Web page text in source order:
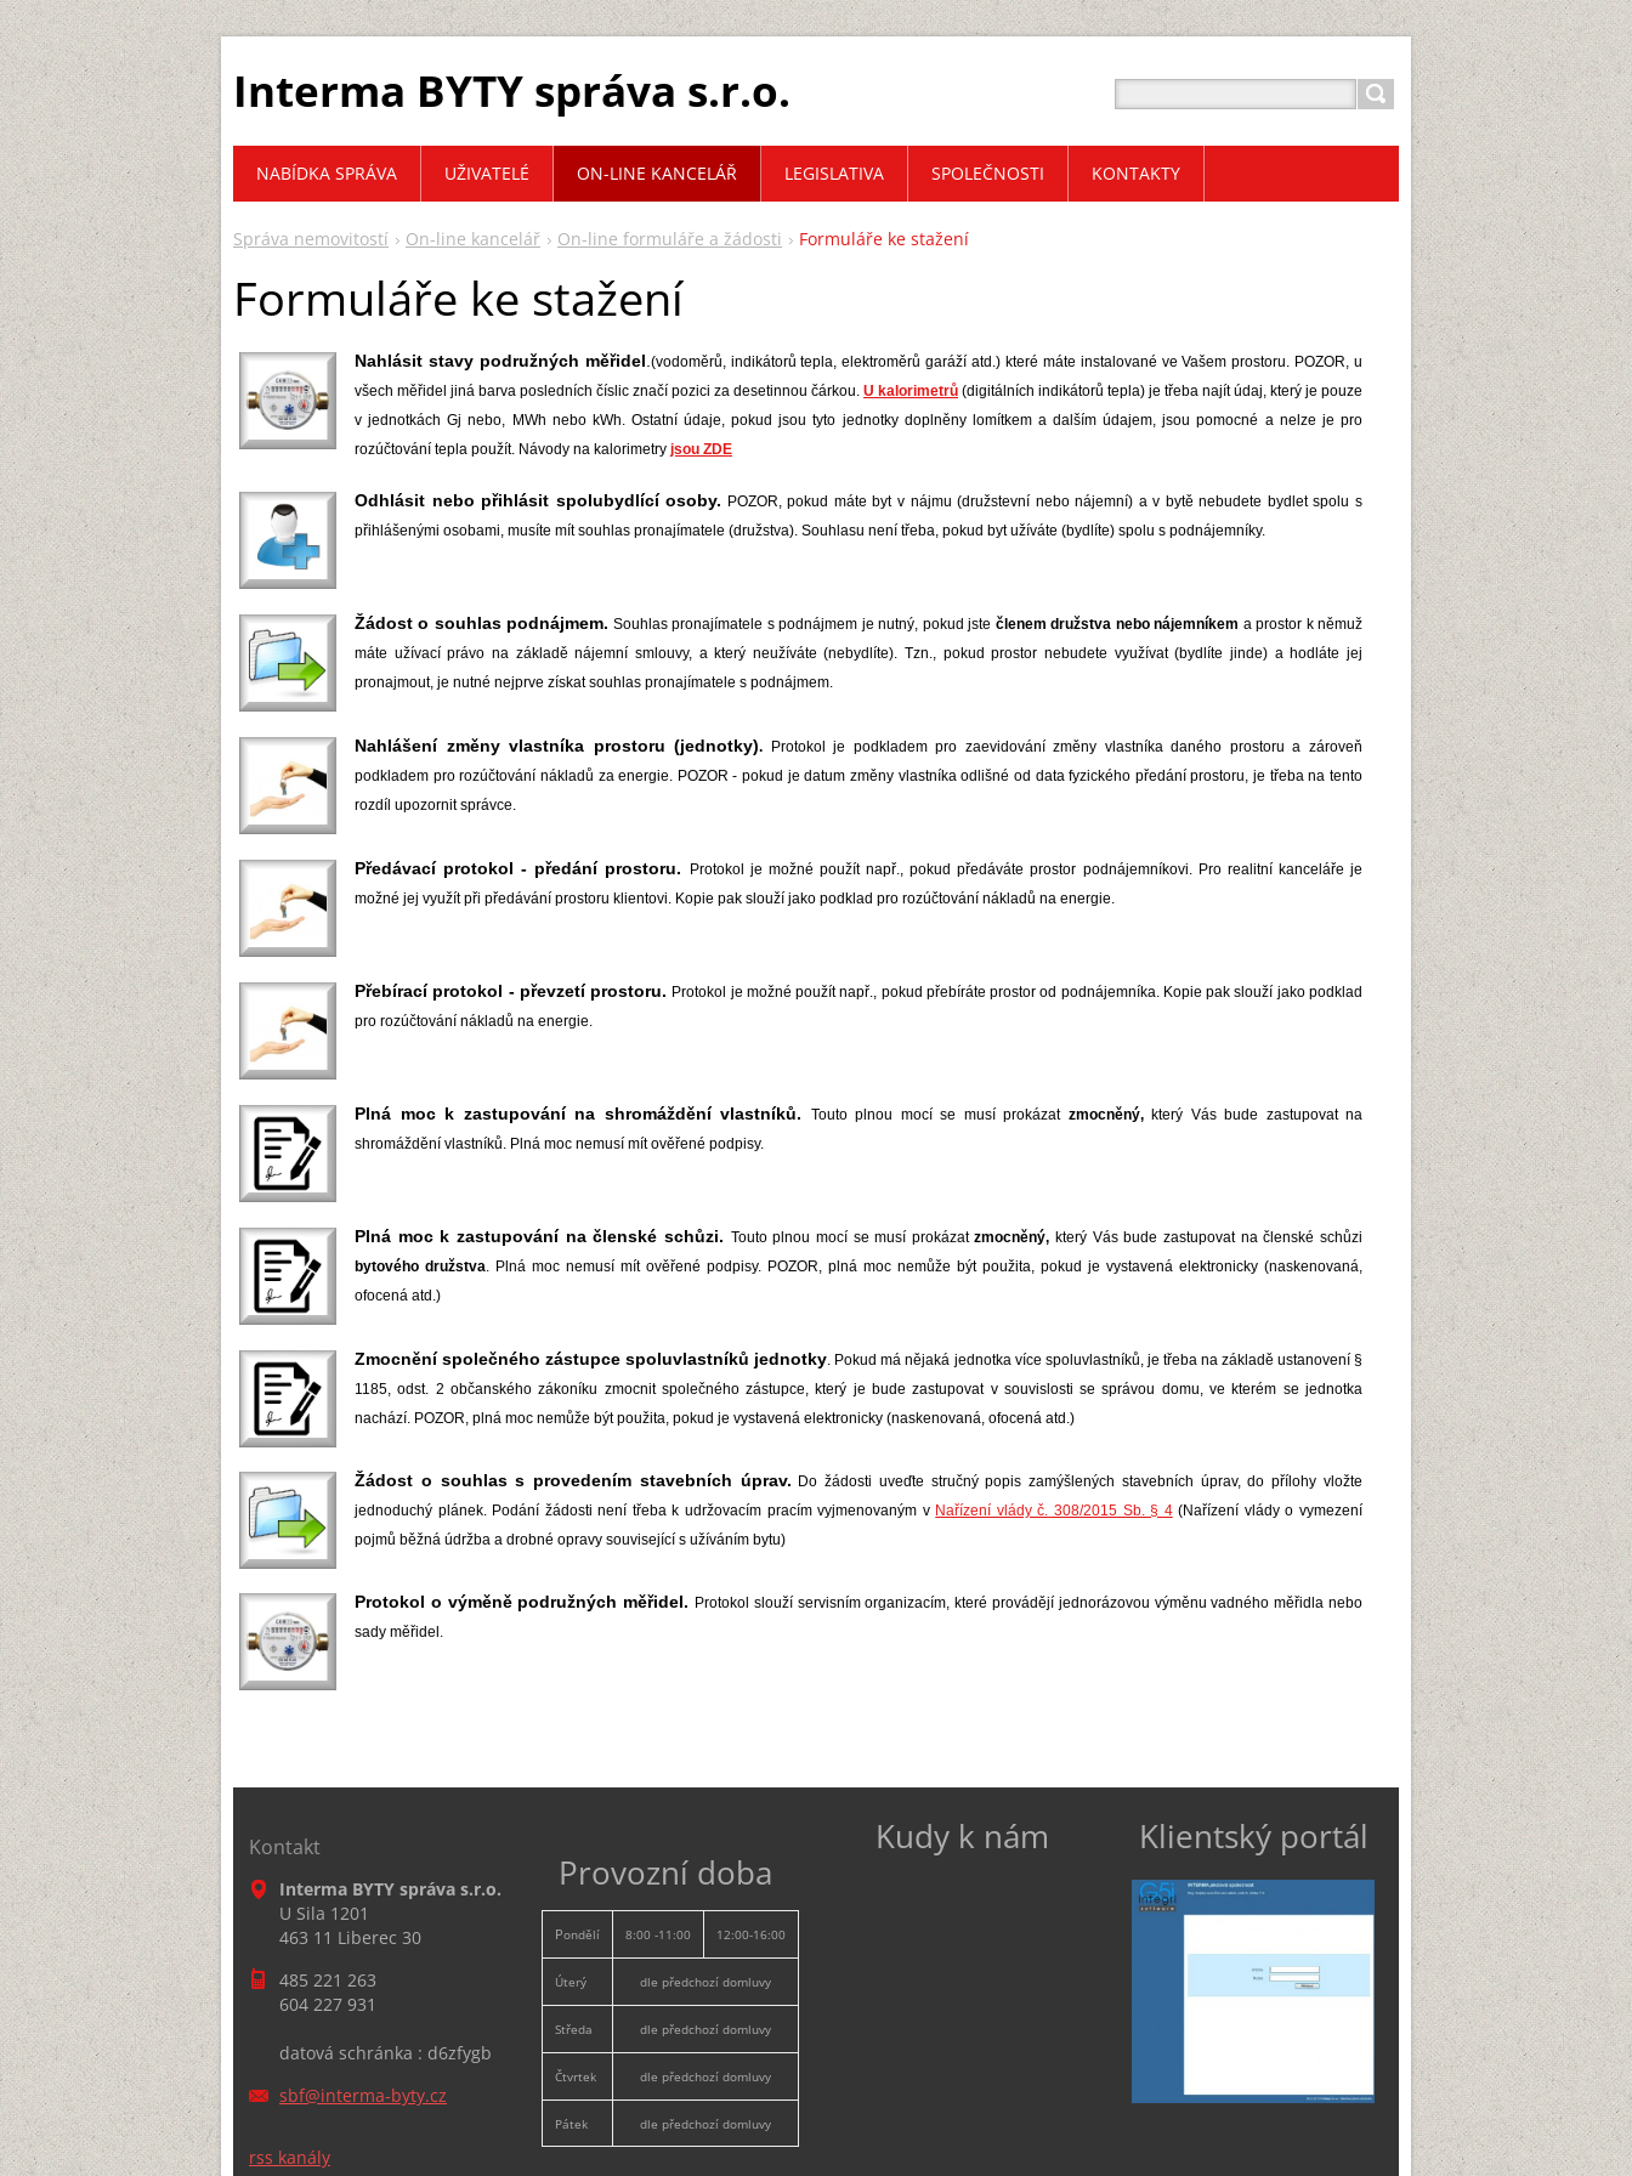
Interma BYTY správa s.r.o.
Správa nemovitostí On-line kancelář On-line formuláře a žádosti Formuláře ke stažení
Formuláře ke stažení
Nahlásit stavy podružných měřidel (vodoměrů, indikátorů tepla, elektroměrů garáží atd.) které máte instalované ve Vašem prostoru. POZOR, u
všech měřidel jiná barva posledních číslic značí pozici za desetinnou čárkou. U kalorimetrů (digitálních indikátorů tepla) je třeba najít údaj, který je pouze
v jednotkách Gj nebo, MWh nebo kWh. Ostatní údaje, pokud jsou tyto jednotky doplněny lomítkem a dalším údajem, jsou pomocné a nelze je pro
rozúčtování tepla použít. Návody na kalorimetry jsou ZDE
Odhlásit nebo přihlásit spolubydlící osoby. POZOR, pokud máte byt v nájmu (družstevní nebo nájemní) a v bytě nebudete bydlet spolu s
přihlášenými osobami, musíte mít souhlas pronajímatele (družstva). Souhlasu není třeba, pokud byt užíváte (bydlíte) spolu s podnájemníky.
Žádost o souhlas podnájmem. Souhlas pronajímatele s podnájmem je nutný, pokud jste členem družstva nebo nájemníkem a prostor k němuž
máte užívací právo na základě nájemní smlouvy, a který neužíváte (nebydlíte). Tzn., pokud prostor nebudete využívat (bydlíte jinde) a hodláte jej
pronajmout, je nutné nejprve získat souhlas pronajímatele s podnájmem.
Nahlášení změny vlastníka prostoru (jednotky).
Protokol je podkladem pro zaevidování změny vlastníka daného prostoru a zároveň
podkladem pro rozúčtování nákladů za energie. POZOR - pokud je datum změny vlastníka odlišné od data fyzického předání prostoru, je třeba na tento
rozdíl upozornit správce.
Předávací protokol - předání prostoru.
Protokol je možné použít např., pokud předáváte prostor podnájemníkovi. Pro realitní kanceláře je
možné jej využít při předávání prostoru klientovi. Kopie pak slouží jako podklad pro rozúčtování nákladů na energie.
Přebírací protokol - převzetí prostoru. Protokol je možné použít např., pokud přebíráte prostor od podnájemníka. Kopie pak slouží jako podklad
pro rozúčtování nákladů na energie.
Plná moc k zastupování na shromáždění vlastníků. Touto plnou mocí se musí prokázatzmocněný,který Vás bude zastupovat na
shromáždění vlastníků. Plná moc nemusí mít ověřené podpisy.
Plná moc k zastupování na členské schůzi. Touto plnou mocí se musí prokázatzmocněný, který Vás bude zastupovat na členské schůzi
bytového družstva. Plná moc nemusí mít ověřené podpisy. POZOR, plná moc nemůže být použita, pokud je vystavená elektronicky (naskenovaná,
ofocená atd.)
Zmocnění společného zástupce spoluvlastníků jednotky. Pokud má nějaká jednotka více spoluvlastníků, je třeba na základě ustanovení §
1185, odst. 2 občanského zákoníku zmocnit společného zástupce, který je bude zastupovat v souvislosti se správou domu, ve kterém se jednotka
nachází. POZOR, plná moc nemůže být použita, pokud je vystavená elektronicky (naskenovaná, ofocená atd.)
Žádost o souhlas s provedením stavebních úprav. Do žádosti uveďte stručný popis zamýšlených stavebních úprav, do přílohy vložte
jednoduchý plánek. Podání žádosti není třeba k udržovacím pracím vyjmenovaným v Nařízení vlády č. 308/2015 Sb. § 4(Nařízení vlády o vymezení
pojmů běžná údržba a drobné opravy související s užíváním bytu)
Protokol o výměně podružných měřidel. Protokol slouží servisním organizacím, které provádějí jednorázovou výměnu vadného měřidla nebo
sady měřidel.
NABÍDKA SPRÁVA UŽIVATELÉ ON-LINE KANCELÁŘ LEGISLATIVA SPOLEČNOSTI KONTAKTY
Kontakt
Interma BYTY správa s.r.o.
U Sila 1201
463 11 Liberec 30
485 221 263
604 227 931
datová schránka : d6zfygb
sbf@interma-byty.cz
rss kanály
Provozní doba
Pondělí 8:00 -11:00 12:00-16:00
Úterý dle předchozí domluvy
Středa dle předchozí domluvy
Čtvrtek dle předchozí domluvy
Pátek dle předchozí domluvy
Kudy k nám Klientský portál